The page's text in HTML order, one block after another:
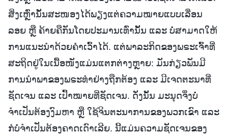
ສິ່ງເຫຼົ່ານັ້ນສະໜອງໄດ້ພຽງແຕ່ຄວາມໝາຍແບບເລື່ອນ
ລອຍ ຫຼື ຄ້າຍຄືກັນໂດຍປະມານເທົ່ານັ້ນ ແລະ ບໍ່ສາມາດໃຫ້
ການແນະນໍາດ້ວຍຄຳເວົ້າໄດ້. ແຕ່ພາລະກິດຂອງພຣະເຈົ້າທີ່
ສະຖິດຢູ່ໃນເນື້ອໜັງແມ່ນແຕກຕ່າງຫຼາຍ: ມັນກ່ຽວພັນມີ
ການນໍາພາຂອງພຣະທຳຢ່າງຖືກຕ້ອງ ແລະ ມີເຈດຕະນາທີ່
ຊັດເຈນ ແລະ ເປົ້າໝາຍທີ່ຊັດເຈນ. ດັ່ງນັ້ນ ມະນຸດຈຶ່ງບໍ່
ຈຳເປັນຕ້ອງງົມຫາ ຫຼື ໃຊ້ຈິນຕະນາການຂອງພວກເຂົາ ແລະ
ກໍບໍ່ຈໍາເປັນຕ້ອງຄາດເດົາເລີຍ. ນີ້ແມ່ນຄວາມຊັດເຈນຂອງ